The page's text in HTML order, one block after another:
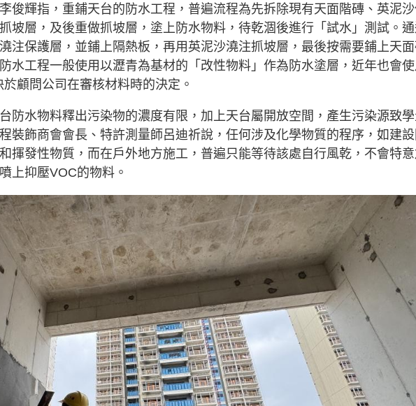
俊輝指，重鋪天台的防水工程，普遍流程為先拆除現有天面階磚、英泥
坡層，及後重做抓坡層，塗上防水物料，待乾涸後進行「試水」測試。
注保護層，並鋪上隔熱板，再用英泥沙澆注抓坡層，最後按需要鋪上天
水工程一般使用以瀝青為基材的「改性物料」作為防水塗層，近年也會
顧問公司在審核材料時的決定。
防水物料釋出污染物的濃度有限，加上天台屬開放空間，產生污染源致
裝飾商會會長、特許測量師呂迪祈說，任何涉及化學物質的程序，如建
揮發性物質，而在戶外地方施工，普遍只能等待該處自行風乾，不會特
上抑壓VOC的物料。